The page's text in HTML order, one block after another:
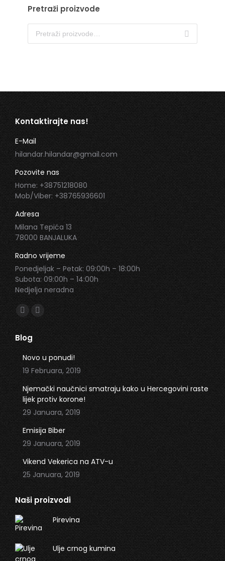
Pretraži proizvode
Kontaktirajte nas!
E-Mail
hilandar.hilandar@gmail.com
Pozovite nas
Home: +38751218080
Mob/Viber: +38765936601
Adresa
Milana Tepića 13
78000 BANJALUKA
Radno vrijeme
Ponedjeljak – Petak: 09:00h – 18:00h
Subota: 09:00h – 14:00h
Nedjelja neradna
Find us on:
Facebook
page
opens
in
new
window
Instagram
page
opens
in
new
window
Blog
Novo u ponudi!
19 Februara, 2019
Njemački naučnici smatraju kako u Hercegovini raste
lijek protiv korone!
29 Januara, 2019
Emisija Biber
29 Januara, 2019
Vikend Vekerica na ATV-u
25 Januara, 2019
Naši proizvodi
Pirevina
Ulje crnog kumina